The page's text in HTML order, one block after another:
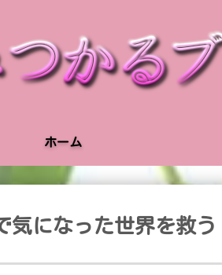
ホーム
気になった世界を救う